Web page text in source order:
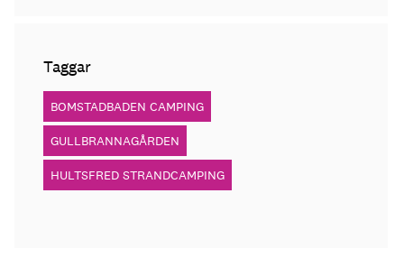
Taggar
BOMSTADBADEN CAMPING
GULLBRANNAGÅRDEN
HULTSFRED STRANDCAMPING